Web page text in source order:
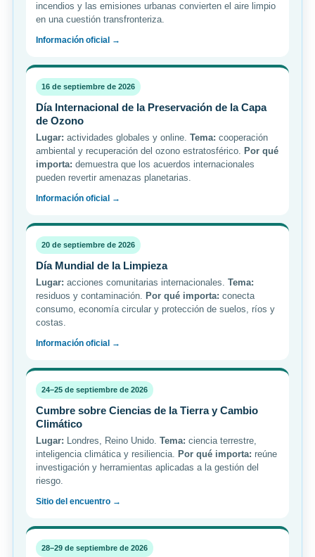
incendios y las emisiones urbanas convierten el aire limpio
en una cuestión transfronteriza.
Información oficial →
16 de septiembre de 2026
Día Internacional de la Preservación de la Capa
de Ozono
Lugar: actividades globales y online. Tema: cooperación
ambiental y recuperación del ozono estratosférico. Por qué
importa: demuestra que los acuerdos internacionales
pueden revertir amenazas planetarias.
Información oficial →
20 de septiembre de 2026
Día Mundial de la Limpieza
Lugar: acciones comunitarias internacionales. Tema:
residuos y contaminación. Por qué importa: conecta
consumo, economía circular y protección de suelos, ríos y
costas.
Información oficial →
24–25 de septiembre de 2026
Cumbre sobre Ciencias de la Tierra y Cambio
Climático
Lugar: Londres, Reino Unido. Tema: ciencia terrestre,
inteligencia climática y resiliencia. Por qué importa: reúne
investigación y herramientas aplicadas a la gestión del
riesgo.
Sitio del encuentro →
28–29 de septiembre de 2026